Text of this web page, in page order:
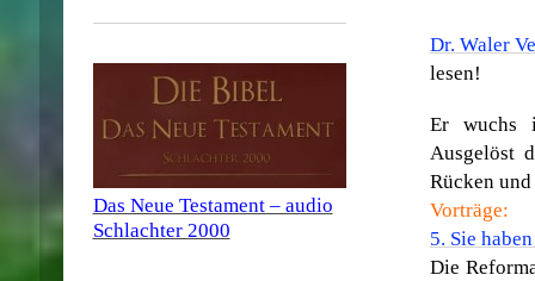
Dr. Waler
lesen!
Er wuchs
Ausgelöst
Rücken
Vorträge:
5. Sie
Die
Das Neue Testament – audio
Schlachter 2000